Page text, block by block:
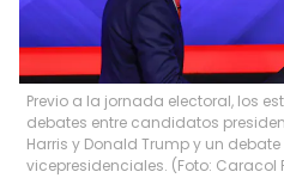
Previo a la jornada electoral, los
debates entre candidatos
Harris y Donald Trump y un
vicepresidenciales. (Foto: Caracol